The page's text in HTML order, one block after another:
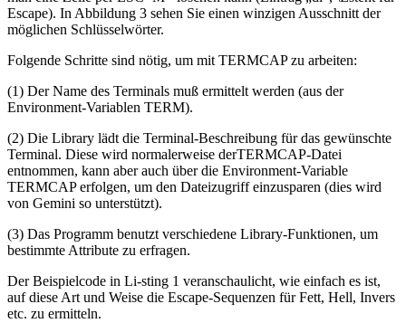
Escape). In Abbildung 3 sehen Sie einen winzigen Ausschnitt der
möglichen Schlüsselwörter.
Folgende Schritte sind nötig, um mit TERMCAP zu arbeiten:
(1) Der Name des Terminals muß ermittelt werden (aus der
Environment-Variablen TERM).
(2) Die Library lädt die Terminal-Beschreibung für das gewünschte
Terminal. Diese wird normalerweise derTERMCAP-Datei
entnommen, kann aber auch über die Environment-Variable
TERMCAP erfolgen, um den Dateizugriff einzusparen (dies wird
von Gemini so unterstützt).
(3) Das Programm benutzt verschiedene Library-Funktionen, um
bestimmte Attribute zu erfragen.
Der Beispielcode in Li-sting 1 veranschaulicht, wie einfach es ist,
auf diese Art und Weise die Escape-Sequenzen für Fett, Hell, Invers
etc. zu ermitteln.